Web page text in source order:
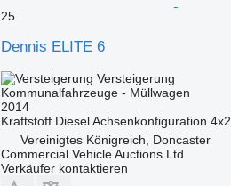
25
Dennis ELITE 6
Versteigerung
Kommunalfahrzeuge - Müllwagen
2014
Kraftstoff Diesel Achsenkonfiguration 4x2
Vereinigtes Königreich, Doncaster
Commercial Vehicle Auctions Ltd
Verkäufer kontaktieren